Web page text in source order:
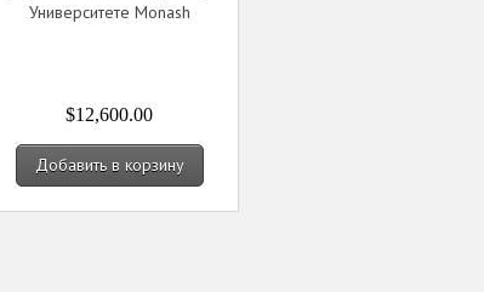
Университете Monash
$12,600.00
Добавить в корзину